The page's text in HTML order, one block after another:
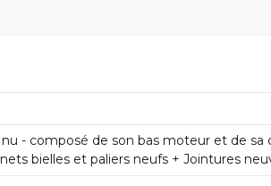
- composé de son bas moteur et de sa
bielles et paliers neufs + Jointures